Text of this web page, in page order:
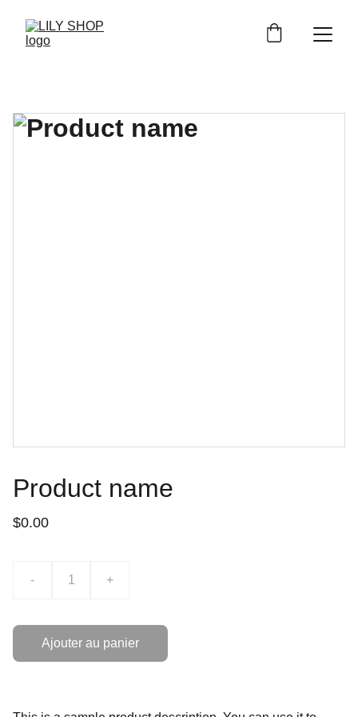
Product name
$0.00
- +
Ajouter au panier